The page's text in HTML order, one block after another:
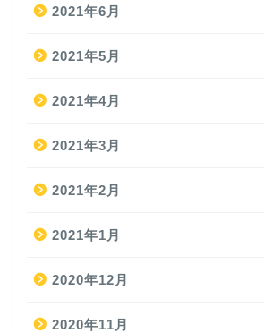
2021年6月
2021年5月
2021年4月
2021年3月
2021年2月
2021年1月
2020年12月
2020年11月